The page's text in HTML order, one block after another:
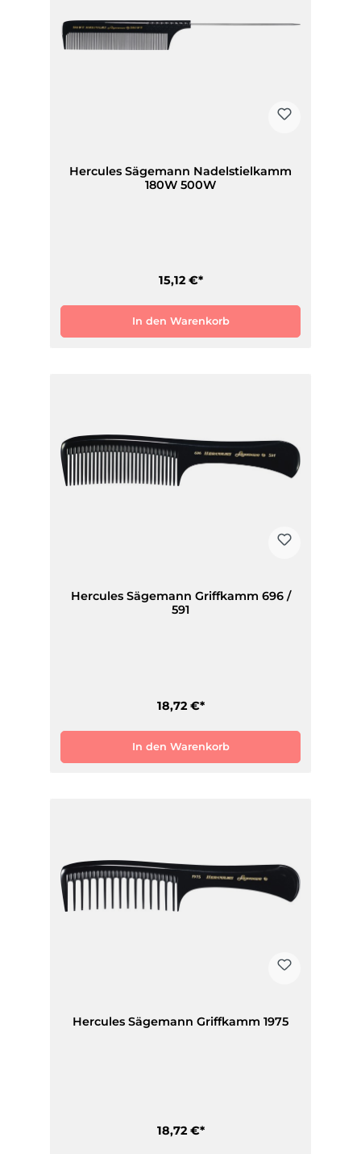
Hercules Sägemann Nadelstielkamm
180W 500W
15,12 €*
In den Warenkorb
Hercules Sägemann Griffkamm 696 /
591
18,72 €*
In den Warenkorb
Hercules Sägemann Griffkamm 1975
18,72 €*